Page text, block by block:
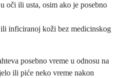
oči ili usta, osim ako je posebno
inficiranoj koži bez medicinskog
posebno vreme u odnosu na
ili piće neko vreme nakon